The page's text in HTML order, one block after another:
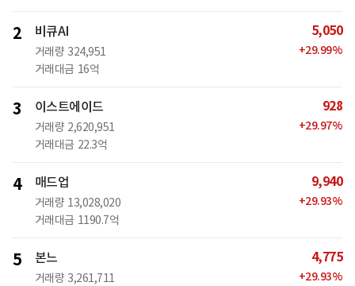
2 비큐AI
거래량 324,951
거래대금 16억
5,050
+29.99%
3 이스트에이드
거래량 2,620,951
거래대금 22.3억
928
+29.97%
4 매드업
거래량 13,028,020
거래대금 1190.7억
9,940
+29.93%
5 본느
거래량 3,261,711
4,775
+29.93%